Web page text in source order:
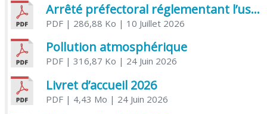
Arrêté préfectoral réglementant l’usage de l’eau
PDF| 286,88 Ko | 10 Juillet 2026
Pollution atmosphérique
PDF| 316,87 Ko | 24 Juin 2026
Livret d’accueil 2026
PDF| 4,43 Mo | 24 Juin 2026